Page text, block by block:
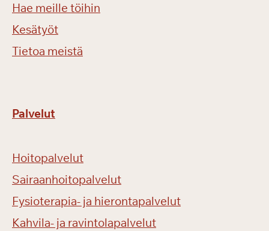
Hae meille töihin
Kesätyöt
Tietoa meistä
Palvelut
Hoitopalvelut
Sairaanhoitopalvelut
Fysioterapia- ja hierontapalvelut
Kahvila- ja ravintolapalvelut